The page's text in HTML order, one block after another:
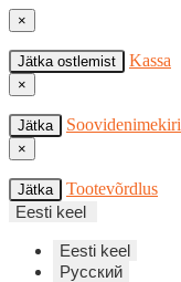
×
Jätka ostlemist Kassa
×
Jätka Soovidenimekiri
×
Jätka
Tootevõrdlus
Eesti keel
Eesti keel
Русский